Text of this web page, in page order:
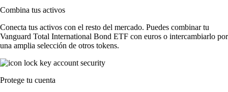
Combina tus activos
Conecta tus activos con el resto del mercado. Puedes combinar tu
Vanguard Total International Bond ETF con euros o intercambiarlo por
una amplia selección de otros tokens.
Protege tu cuenta